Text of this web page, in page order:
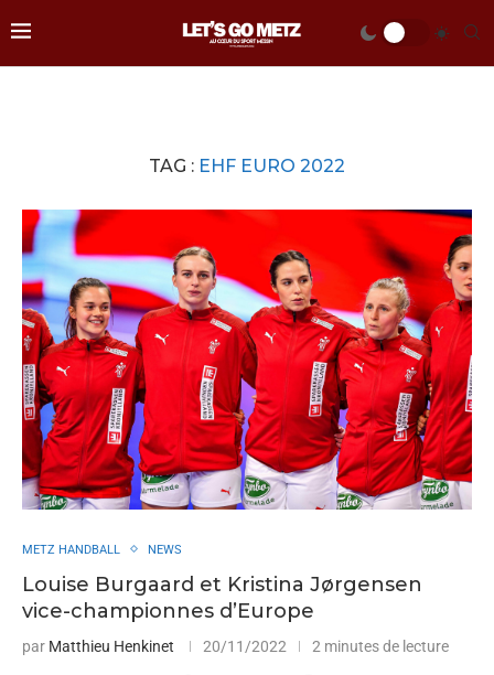
TAG : EHF EURO 2022
METZ HANDBALL NEWS
Louise Burgaard et Kristina Jørgensen
vice-championnes d’Europe
par Matthieu Henkinet 20/11/2022 2 minutes de lecture